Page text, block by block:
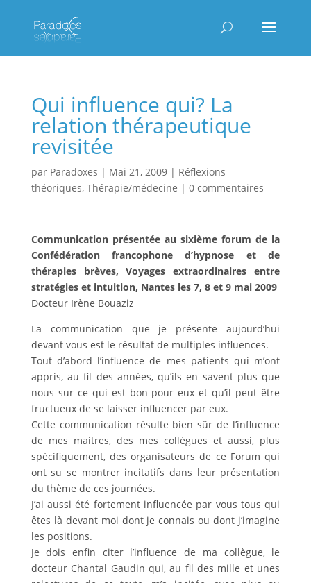
Qui influence qui? La
relation thérapeutique
revisitée
par Paradoxes | Mai 21, 2009| Réflexions
théoriques, Thérapie/médecine | 0 commentaires
Communication présentée au sixième forum de la
Confédération francophone d’hypnose et de
thérapies brèves, Voyages extraordinaires entre
stratégies et intuition, Nantes les 7, 8 et 9 mai 2009
Docteur Irène Bouaziz
La communication que je présente aujourd’hui
devant vous est le résultat de multiples influences.
Tout d’abord l’influence de mes patients qui m’ont
appris, au fil des années, qu’ils en savent plus que
nous sur ce qui est bon pour eux et qu’il peut être
fructueux de se laisser influencer par eux.
Cette communication résulte bien sûr de l’influence
de mes maitres, des mes collègues et aussi, plus
spécifiquement, des organisateurs de ce Forum qui
ont su se montrer incitatifs dans leur présentation
du thème de ces journées.
J’ai aussi été fortement influencée par vous tous qui
êtes là devant moi dont je connais ou dont j’imagine
les positions.
Je dois enfin citer l’influence de ma collègue, le
docteur Chantal Gaudin qui, au fil des mille et unes